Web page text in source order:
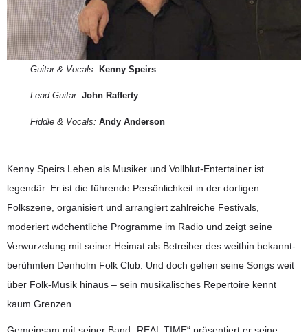
Guitar & Vocals: Kenny Speirs
Lead Guitar: John Rafferty
Fiddle & Vocals:Andy Anderson
Kenny Speirs Leben als Musiker und Vollblut-Entertainer ist
legendär. Er ist die führende Persönlichkeit in der dortigen
Folkszene, organisiert und arrangiert zahlreiche Festivals,
moderiert wöchentliche Programme im Radio und zeigt seine
Verwurzelung mit seiner Heimat als Betreiber des weithin bekannt-
berühmten Denholm Folk Club. Und doch gehen seine Songs weit
über Folk-Musik hinaus – sein musikalisches Repertoire kennt
kaum Grenzen.